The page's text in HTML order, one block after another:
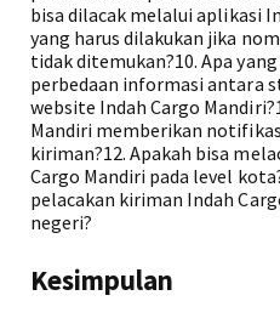
bisa dilacak melalui aplikasi
yang harus dilakukan jika
tidak ditemukan?10. Apa
perbedaan informasi antara
website Indah Cargo
Mandiri memberikan
kiriman?12. Apakah bisa
Cargo Mandiri pada level
pelacakan kiriman Indah
negeri?
Kesimpulan